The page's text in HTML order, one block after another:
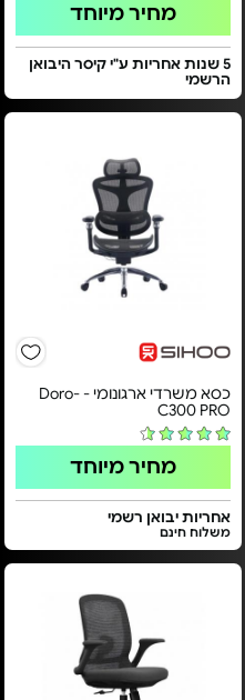
מחיר מיוחד
5 שנות אחריות ע"י קיסר היבואן
הרשמי
כסא משרדי ארגונומי - Doro-
C300 PRO
מחיר מיוחד
אחריות יבואן רשמי
משלוח חינם